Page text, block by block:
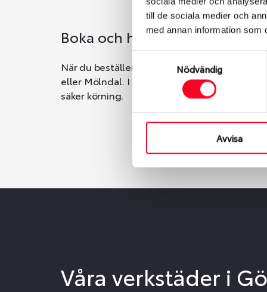
till de sociala medier och
med annan information som
Nödvändig
Avvisa
Boka och hämta hos
När du beställer dina nya däck eller fälgar
eller Mölndal. I beställningen anger du
säker körning.
Våra verkstäder i